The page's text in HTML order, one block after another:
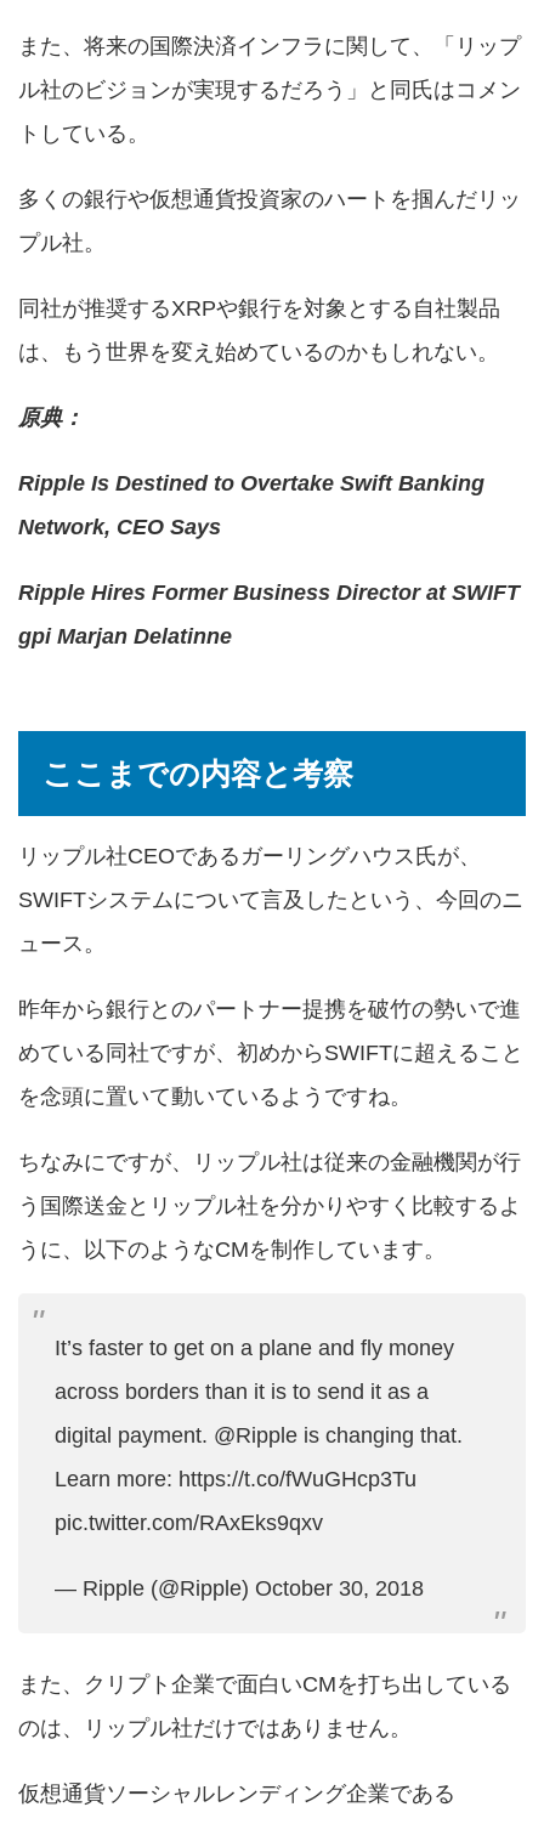
また、将来の国際決済インフラに関して、「リップ
ル社のビジョンが実現するだろう」と同氏はコメン
トしている。
多くの銀行や仮想通貨投資家のハートを掴んだリッ
プル社。
同社が推奨するXRPや銀行を対象とする自社製品
は、もう世界を変え始めているのかもしれない。
原典：
Ripple Is Destined to Overtake Swift Banking
Network, CEO Says
Ripple Hires Former Business Director at SWIFT
gpi Marjan Delatinne
ここまでの内容と考察
リップル社CEOであるガーリングハウス氏が、
SWIFTシステムについて言及したという、今回のニ
ュース。
昨年から銀行とのパートナー提携を破竹の勢いで進
めている同社ですが、初めからSWIFTに超えること
を念頭に置いて動いているようですね。
ちなみにですが、リップル社は従来の金融機関が行
う国際送金とリップル社を分かりやすく比較するよ
うに、以下のようなCMを制作しています。
It’s faster to get on a plane and fly money
across borders than it is to send it as a
digital payment. @Ripple is changing that.
Learn more: https://t.co/fWuGHcp3Tu
pic.twitter.com/RAxEks9qxv
— Ripple (@Ripple) October 30, 2018
また、クリプト企業で面白いCMを打ち出している
のは、リップル社だけではありません。
仮想通貨ソーシャルレンディング企業である